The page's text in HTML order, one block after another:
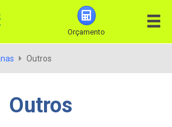
Orçamento
Outros
Outros